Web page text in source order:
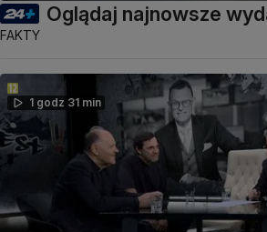
Oglądaj najnowsze
FAKTY
1 godz 31 min